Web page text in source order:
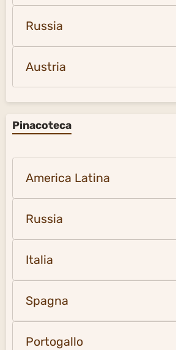
Russia
Austria
Pinacoteca
America Latina
Russia
Italia
Spagna
Portogallo